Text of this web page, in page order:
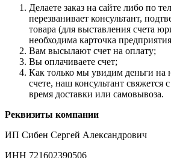
Делаете заказ на сайте либо по
перезванивает консультант,
товара (для выставления счета
необходима карточка
Вам высылают счет на оплату;
Вы оплачиваете счет;
Как только мы увидим деньги на
счете, наш консультант свяжется
время доставки или самовывоза.
Реквизиты компании
ИП Сибен Сергей Александрович
ИНН 721602390506